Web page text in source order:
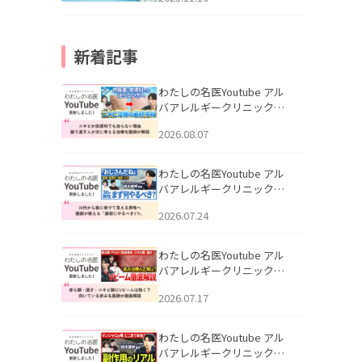
新着記事
わたしの名医Youtube アル
バアレルギークリニック札
らない理由｜繰り返す人が
説」を公開いたしました。
2026.08.07
わたしの名医Youtube アル
バアレルギークリニック札
える男性へ｜医師が教える
公開いたしました。
2026.07.24
わたしの名医Youtube アル
バアレルギークリニック札
跡にVビームは効く？向いて
説」を公開いたしました。
2026.07.17
わたしの名医Youtube アル
バアレルギークリニック札